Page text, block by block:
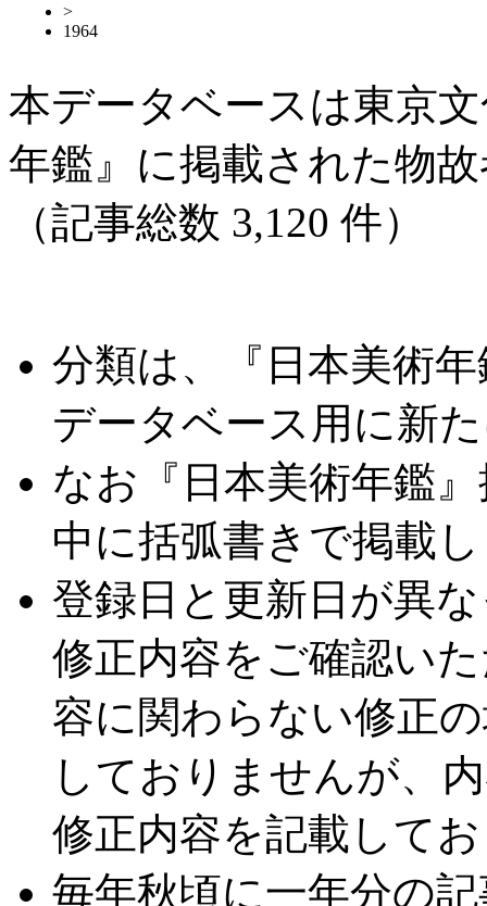
>
1964
本データベースは東京
年鑑』に掲載された物
（記事総数 3,120 件）
分類は、『日本美術
データベース用に新
なお『日本美術年鑑
中に括弧書きで掲載
登録日と更新日が異
修正内容をご確認い
容に関わらない修正
しておりませんが、
修正内容を記載して
毎年秋頃に一年分の